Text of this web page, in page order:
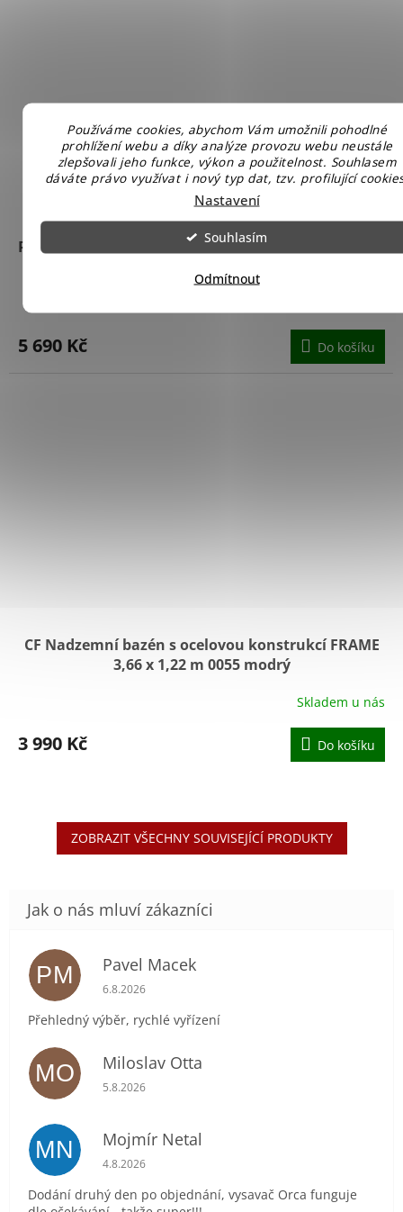
Používáme cookies, abychom Vám umožnili pohodlné
prohlížení webu a díky analýze provozu webu neustále
zlepšovali jeho funkce, výkon a použitelnost. Souhlasem
dáváte právo využívat i nový typ dat, tzv. profilující
Nastavení
Odmítnout
Souhlasím
Planet Pool Nadzemní bazén s ocelovou konstrukcí
5 690 Kč Do košíku
CF Nadzemní bazén s ocelovou konstrukcí FRAME
3,66 x 1,22 m 0055 modrý
Skladem u nás
3 990 Kč Do košíku
ZOBRAZIT VŠECHNY SOUVISEJÍCÍ PRODUKTY
PM Pavel Macek
Hodnocení obchodu je 5 z 5 hvězdiček.
6.8.2026
Přehledný výběr, rychlé vyřízení
MO Miloslav Otta
Hodnocení obchodu je 5 z 5 hvězdiček.
5.8.2026
MN Mojmír Netal
Hodnocení obchodu je 5 z 5 hvězdiček.
4.8.2026
Dodání druhý den po objednání, vysavač Orca funguje